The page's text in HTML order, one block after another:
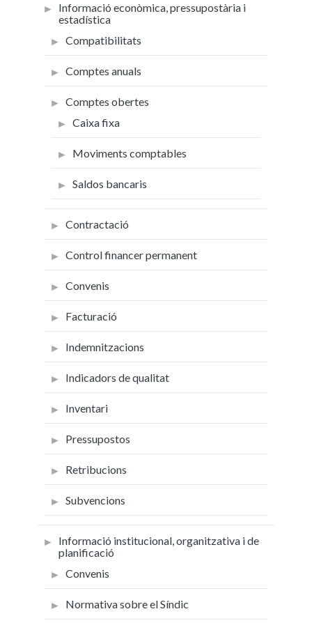
Informació econòmica, pressupostària i
estadística
Compatibilitats
Comptes anuals
Comptes obertes
Caixa fixa
Moviments comptables
Saldos bancaris
Contractació
Control financer permanent
Convenis
Facturació
Indemnitzacions
Indicadors de qualitat
Inventari
Pressupostos
Retribucions
Subvencions
Informació institucional, organitzativa i de
planificació
Convenis
Normativa sobre el Síndic